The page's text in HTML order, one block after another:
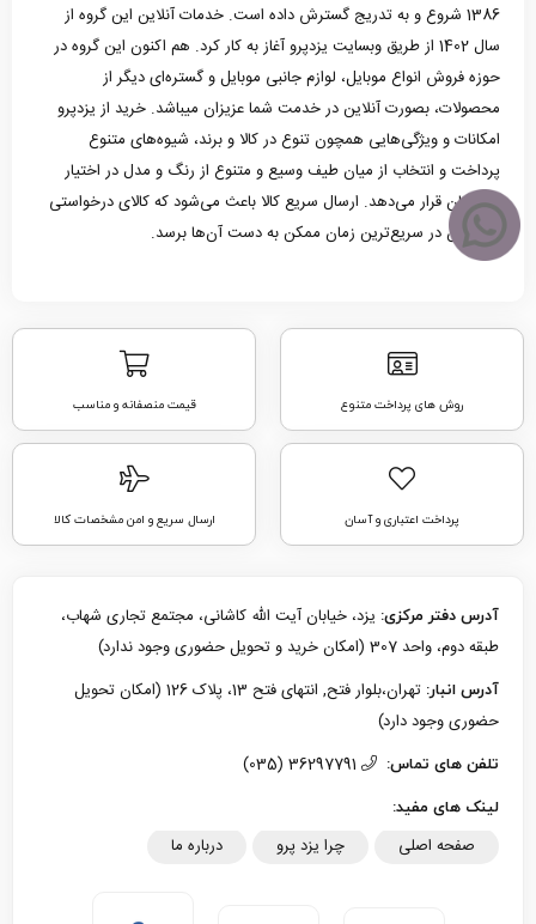
1386 شروع و به تدریج گسترش داده است. خدمات آنلاین این گروه از
سال 1402 از طریق وبسایت یزدپرو آغاز به کار کرد. هم اکنون این گروه در
حوزه فروش انواع موبایل، لوازم جانبی موبایل و گستره‌ای دیگر از
محصولات، بصورت آنلاین در خدمت شما عزیزان میباشد. خرید از یزدپرو
امکانات و ویژگی‌هایی همچون تنوع در کالا و برند، شیوه‌های متنوع
پرداخت و انتخاب از میان طیف وسیع و متنوع از رنگ و مدل در اختیار
مشتریان قرار می‌دهد. ارسال سریع کالا باعث می‌شود که کالای درخواستی
مشتریان در سریع‌ترین زمان ممکن به دست آن‌ها برسد.
روش های پرداخت متنوع قیمت منصفانه و مناسب
پرداخت اعتباری و آسان ارسال سریع و امن مشخصات کالا
آدرس دفتر مرکزی: یزد، خیابان آیت الله کاشانی، مجتمع تجاری شهاب،
طبقه دوم، واحد 307 (امکان خرید و تحویل حضوری وجود ندارد)
آدرس انبار:
تهران،بلوار فتح, انتهای فتح 13، پلاک 126 (امکان تحویل
حضوری وجود دارد)
تلفن های تماس:
لینک های مفید:
صفحه اصلی چرا یزد پرو درباره ما